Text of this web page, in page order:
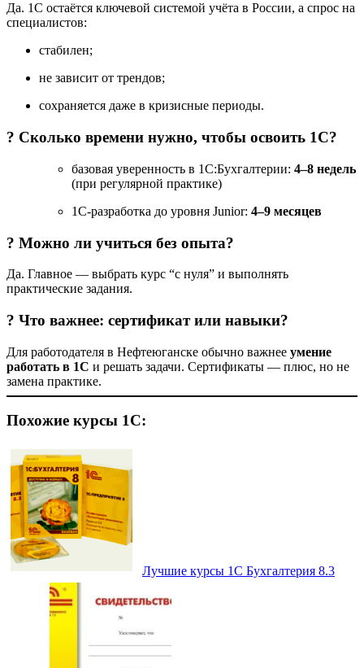
Да. 1С остаётся ключевой системой учёта в России, а спрос на
специалистов:
стабилен;
не зависит от трендов;
сохраняется даже в кризисные периоды.
? Сколько времени нужно, чтобы освоить 1С?
базовая уверенность в 1С:Бухгалтерии: 4–8 недель
(при регулярной практике)
1С-разработка до уровня Junior: 4–9 месяцев
? Можно ли учиться без опыта?
Да. Главное — выбрать курс “с нуля” и выполнять
практические задания.
? Что важнее: сертификат или навыки?
Для работодателя в Нефтеюганске обычно важнее умение
работать в 1С и решать задачи. Сертификаты — плюс, но не
замена практике.
Похожие курсы 1С:
Лучшие курсы 1С Бухгалтерия 8.3